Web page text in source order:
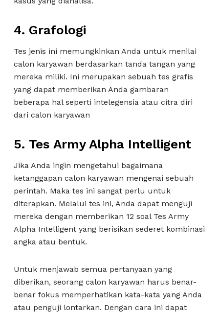
4. Grafologi
Tes jenis ini memungkinkan Anda untuk menilai
calon karyawan berdasarkan tanda tangan yang
mereka miliki. Ini merupakan sebuah tes grafis
yang dapat memberikan Anda gambaran
beberapa hal seperti intelegensia atau citra diri
dari calon karyawan
5. Tes Army Alpha Intelligent
Jika Anda ingin mengetahui bagaimana
ketanggapan calon karyawan mengenai sebuah
perintah. Maka tes ini sangat perlu untuk
diterapkan. Melalui tes ini, Anda dapat menguji
mereka dengan memberikan 12 soal Tes Army
Alpha Intelligent yang berisikan sederet kombinasi
angka atau bentuk.
Untuk menjawab semua pertanyaan yang
diberikan, seorang calon karyawan harus benar-
benar fokus memperhatikan kata-kata yang Anda
atau penguji lontarkan. Dengan cara ini dapat